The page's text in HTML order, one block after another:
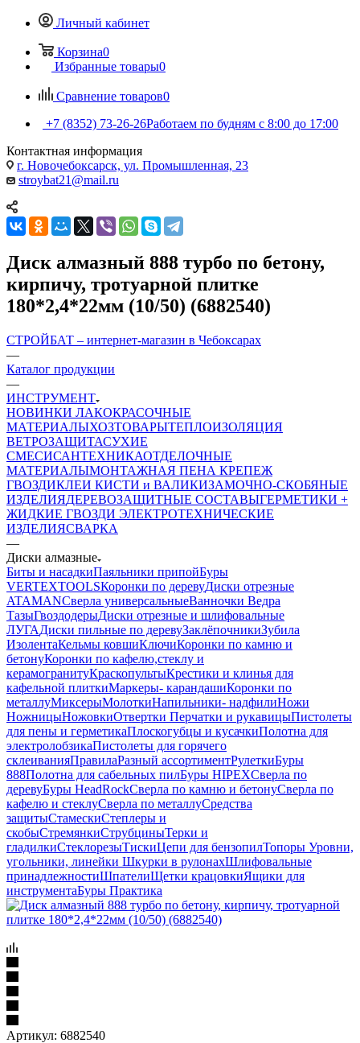
Личный кабинет
Корзина0
Избранные товары0
Сравнение товаров0
+7 (8352) 73-26-26Работаем по будням с 8:00 до 17:00
Контактная информация
г. Новочебоксарск, ул. Промышленная, 23
stroybat21@mail.ru
Диск алмазный 888 турбо по бетону,
кирпичу, тротуарной плитке
180*2,4*22мм (10/50) (6882540)
СТРОЙБАТ – интернет-магазин в Чебоксарах
—
Каталог продукции
—
ИНСТРУМЕНТ
НОВИНКИ ЛАКОКРАСОЧНЫЕ
МАТЕРИАЛЫХОЗТОВАРЫТЕПЛОИЗОЛЯЦИЯ
ВЕТРОЗАЩИТАСУХИЕ
СМЕСИСАНТЕХНИКАОТДЕЛОЧНЫЕ
МАТЕРИАЛЫМОНТАЖНАЯ ПЕНА КРЕПЕЖ
ГВОЗДИКЛЕИ КИСТИ и ВАЛИКИЗАМОЧНО-СКОБЯНЫЕ
ИЗДЕЛИЯДЕРЕВОЗАЩИТНЫЕ СОСТАВЫГЕРМЕТИКИ +
ЖИДКИЕ ГВОЗДИ ЭЛЕКТРОТЕХНИЧЕСКИЕ
ИЗДЕЛИЯСВАРКА
—
Диски алмазные
Биты и насадкиПаяльники припойБуры
VERTEXTOOLSКоронки по деревуДиски отрезные
ATAMANСверла универсальныеВанночки Ведра
ТазыГвоздодерыДиски отрезные и шлифовальные
ЛУГАДиски пильные по деревуЗаклёпочникиЗубила
ИзолентаКельмы ковшиКлючиКоронки по камню и
бетонуКоронки по кафелю,стеклу и
керамогранитуКраскопультыКрестики и клинья для
кафельной плиткиМаркеры- карандашиКоронки по
металлуМиксерыМолоткиНапильники- надфилиНожи
НожницыНожовкиОтвертки Перчатки и рукавицыПистолеты
для пены и герметикаПлоскогубцы и кусачкиПолотна для
электролобзикаПистолеты для горячего
склеиванияПравилаРазный ассортиментРулеткиБуры
888Полотна для сабельных пилБуры HIPEXСверла по
деревуБуры HeadRockСверла по камню и бетонуСверла по
кафелю и стеклуСверла по металлуСредства
защитыСтамескиСтеплеры и
скобыСтремянкиСтрубциныТерки и
гладилкиСтеклорезыТискиЦепи для бензопилТопоры Уровни,
угольники, линейки Шкурки в рулонахШлифовальные
принадлежностиШпателиЩетки крацовкиЯщики для
инструментаБуры Практика
Артикул: 6882540